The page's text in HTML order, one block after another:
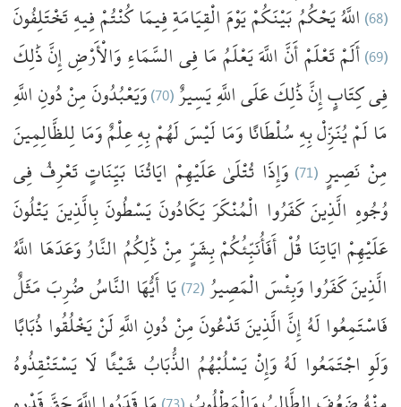
(68) اللَّهُيَحْكُمُبَيْنَكُمْيَوْمَالْقِيَامَةِفِيمَاكُنْتُمْفِيهِتَخْتَلِفُونَ
(69) أَلَمْتَعْلَمْأَنَّاللَّهَيَعْلَمُمَافِيالسَّمَاءِوَالْأَرْضِإِنَّذَٰلِكَ
فِيكِتَابٍإِنَّذَٰلِكَعَلَىاللَّهِيَسِيرٌ(70) وَيَعْبُدُونَمِنْدُونِاللَّهِ
مَالَمْيُنَزِّلْبِهِسُلْطَانًاوَمَالَيْسَلَهُمْبِهِعِلْمٌوَمَالِلظَّالِمِينَ
مِنْنَصِيرٍ(71) وَإِذَا تُتْلَىٰعَلَيْهِمْ ايَاتُنَا بَيِّنَاتٍتَعْرِفُفِي
وُجُوهِ الَّذِينَكَفَرُوا الْمُنْكَرَيَكَادُونَيَسْطُونَبِالَّذِينَيَتْلُونَ
عَلَيْهِمْايَاتِنَاقُلْأَفَأُنَبِّئُكُمْبِشَرٍّمِنْذَٰلِكُمُالنَّارُوَعَدَهَا اللَّهُ
الَّذِينَكَفَرُواوَبِئْسَالْمَصِيرُ(72) يَا أَيُّهَاالنَّاسُضُرِبَمَثَلٌ
فَاسْتَمِعُوالَهُإِنَّالَّذِينَتَدْعُونَمِنْدُونِاللَّهِلَنْيَخْلُقُواذُبَابًا
وَلَوِ اجْتَمَعُوا لَهُ وَإِنْيَسْلُبْهُمُ الذُّبَابُشَيْئًا لَا يَسْتَنْقِذُوهُ